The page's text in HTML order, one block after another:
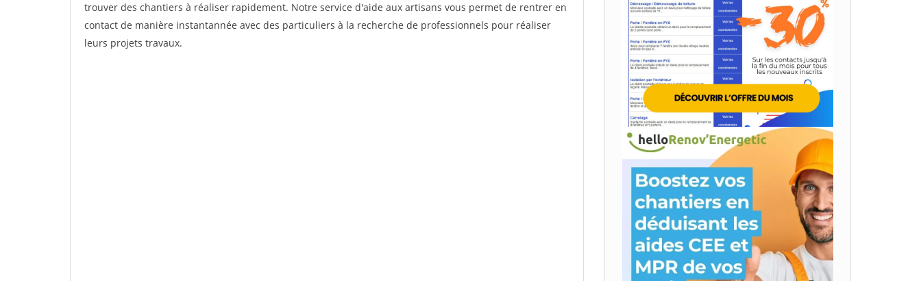
trouver des chantiers à réaliser rapidement. Notre service d'aide aux artisans vous permet de rentrer en
contact de manière instantannée avec des particuliers à la recherche de professionnels pour réaliser
leurs projets travaux.